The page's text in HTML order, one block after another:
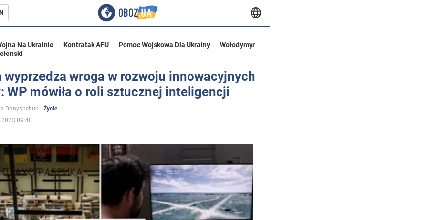
Ukrainie
Na Ukrainie Kontratak AFU Pomoc Wojskowa Dla Ukrainy
Wołodymyr
wyprzedza wroga w rozwoju innowacyjnych
WP mówiła o roli sztucznej inteligencji
Danyshchuk
Życie
09:40